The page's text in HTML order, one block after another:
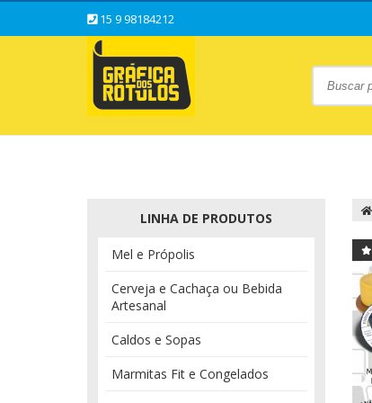
15 9 98184212
LINHA DE PRODUTOS
Mel e Própolis
Cerveja e Cachaça ou Bebida
Artesanal
Caldos e Sopas
Marmitas Fit e Congelados